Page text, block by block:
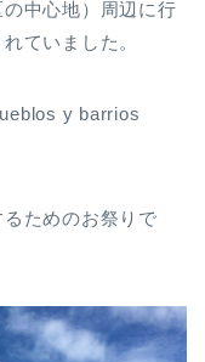
中心地）周辺に行
ていました。
y barrios
ためのお祭りで